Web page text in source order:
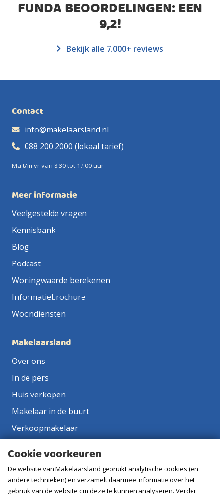
FUNDA BEOORDELINGEN: EEN
9,2!
Bekijk alle 7.000+ reviews
Contact
info@makelaarsland.nl
088 200 2000 (lokaal tarief)
Ma t/m vr van 8.30 tot 17.00 uur
Meer informatie
Veelgestelde vragen
Kennisbank
Blog
Podcast
Woningwaarde berekenen
Informatiebrochure
Woondiensten
Makelaarsland
Over ons
In de pers
Huis verkopen
Makelaar in de buurt
Verkoopmakelaar
Vacatures
Cookie voorkeuren
De website van Makelaarsland gebruikt analytische cookies (en
andere technieken) en verzamelt daarmee informatie over het
gebruik van de website om deze te kunnen analyseren. Verder